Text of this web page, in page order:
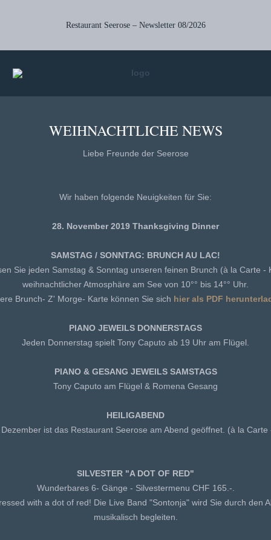
Restaurant Seerose – Newsletter 08/2026
WEIHNACHTLICHE NEWS
Liebe Freunde der Seerose
Wir haben folgende Neuigkeiten für Sie:
28. November 2019 Thanksgiving Dinner
SAMSTAG / SONNTAG: BRUNCH AU LAC!
Sie jeden Samstag & Sonntag unseren feinen Brunch (à la Carte -
weihnachtlicher Atmosphäre am See von 10°° bis 14°° Uhr.
Brunch- Z' Morge- Karte können Sie sich hier als PDF
PIANO JEWEILS DONNERSTAGS
Jeden Donnerstag spielt Tony Caputo ab 19 Uhr am Flügel.
PIANO & GESANG JEWEILS SAMSTAGS
Tony Caputo am Flügel & Romena Gesang
HEILIGABEND
ist das Restaurant Seerose am Abend geöffnet. (à la Carte
SILVESTER "A DOT OF RED"
Wunderbares 6- Gänge - Silvestermenu CHF 165.-.
with a dot of red! Die Live Band "Sontonja" wird Sie durch den
musikalisch begleiten.